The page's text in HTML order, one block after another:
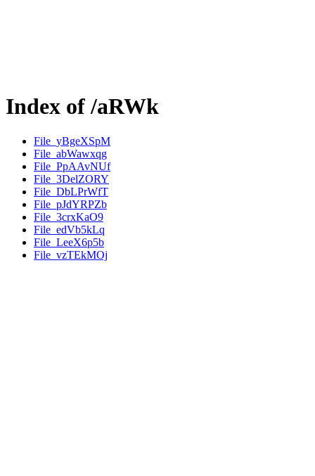
Index of /aRWk
File_yBgeXSpM
File_abWawxqg
File_PpAAvNUf
File_3DelZORY
File_DbLPrWfT
File_pJdYRPZb
File_3crxKaO9
File_edVb5kLq
File_LeeX6p5b
File_vzTEkMOj